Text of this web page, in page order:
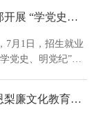
党纪” 7月组织生活
7月1日，招生就业
党史、明党纪”为
基地开展现场教学